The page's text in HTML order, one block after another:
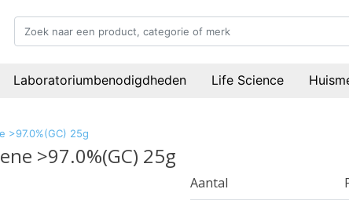
Laboratoriumbenodigdheden Life Science
>97.0%(GC) 25g
>97.0%(GC) 25g
Aantal